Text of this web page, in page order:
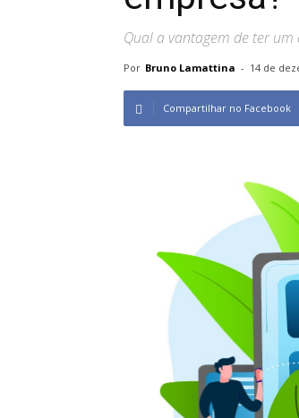
Qual a vantagem de ter
Por Bruno Lamattina - 14 de
Compartilhar no Facebook